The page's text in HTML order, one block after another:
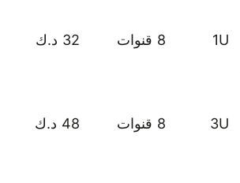
1U 8 قنوات 32 د.ك
3U 8 قنوات 48 د.ك